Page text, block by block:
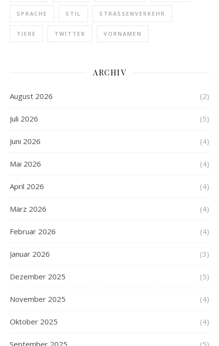
SPRACHE STIL STRASSENVERKEHR
TIERE TWITTER VORNAMEN
ARCHIV
August 2026 (2)
Juli 2026 (5)
Juni 2026 (4)
Mai 2026 (4)
April 2026 (4)
März 2026 (4)
Februar 2026 (4)
Januar 2026 (3)
Dezember 2025 (5)
November 2025 (4)
Oktober 2025 (4)
September 2025 (5)